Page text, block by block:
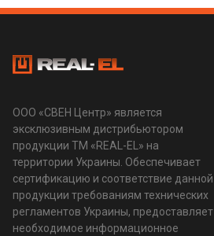
ООО «СВЕН Центр» является
эксклюзивным дистрибьютором
продукции ТМ «REAL-EL» на
территории Украины. Обеспечивает
сертификацию и соответствие данной
продукции требованиям технических
регламентов Украины, предоставляет
необходимое информационное